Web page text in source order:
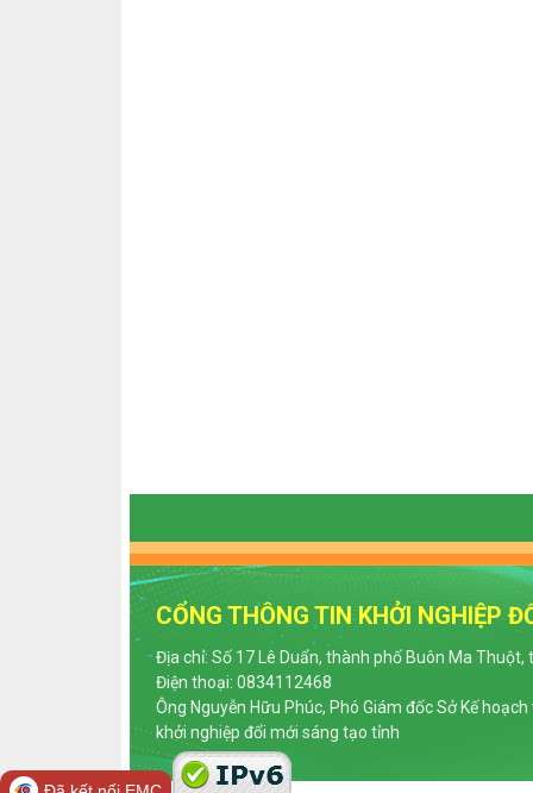
CỔNG THÔNG TIN KHỞI NGHIỆP
Địa chỉ: Số 17 Lê Duẩn, thành phố Buôn Ma Thuột,
Điện thoại: 0834112468
Ông Nguyễn Hữu Phúc, Phó Giám đốc Sở Kế
khởi nghiệp đổi mới sáng tạo tỉnh